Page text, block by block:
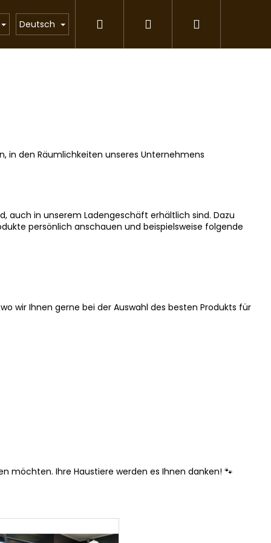
Katzenstreu Geschenkartikel
Deutsch Suchen
in den Räumlichkeiten unseres Unternehmens
auch in unserem Ladengeschäft erhältlich sind. Dazu
persönlich anschauen und beispielsweise folgende
wir Ihnen gerne bei der Auswahl des besten Produkts für
möchten. Ihre Haustiere werden es Ihnen danken! 🐾